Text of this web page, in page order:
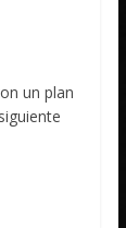
un plan